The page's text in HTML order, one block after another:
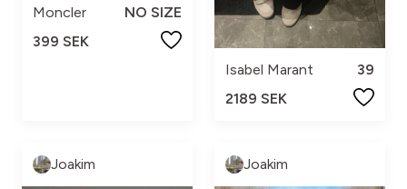
Moncler
NO SIZE
399 SEK
Isabel Marant
39
2189 SEK
Joakim Joakim